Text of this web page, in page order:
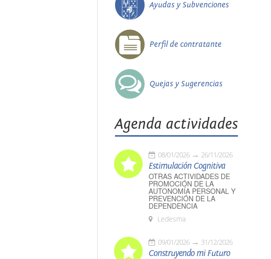
Ayudas y Subvenciones
Perfil de contratante
Quejas y Sugerencias
Agenda actividades
08/01/2026 26/11/2026
Estimulación Cognitiva
OTRAS ACTIVIDADES DE
PROMOCIÓN DE LA
AUTONOMÍA PERSONAL Y
PREVENCIÓN DE LA
DEPENDENCIA
Ledesma
09/01/2026 31/12/2026
Construyendo mi Futuro